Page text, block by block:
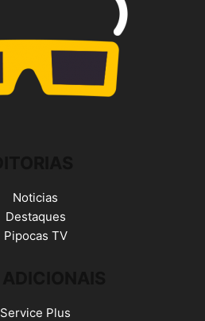
Noticias
Destaques
Pipocas TV
Service Plus